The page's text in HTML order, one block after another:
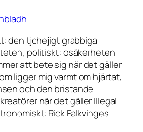
den tjohejigt grabbiga
politiskt: osäkerheten
att bete sig när det gäller
ligger mig varmt om hjärtat,
och den bristande
när det gäller illegal
Rick Falkvinges